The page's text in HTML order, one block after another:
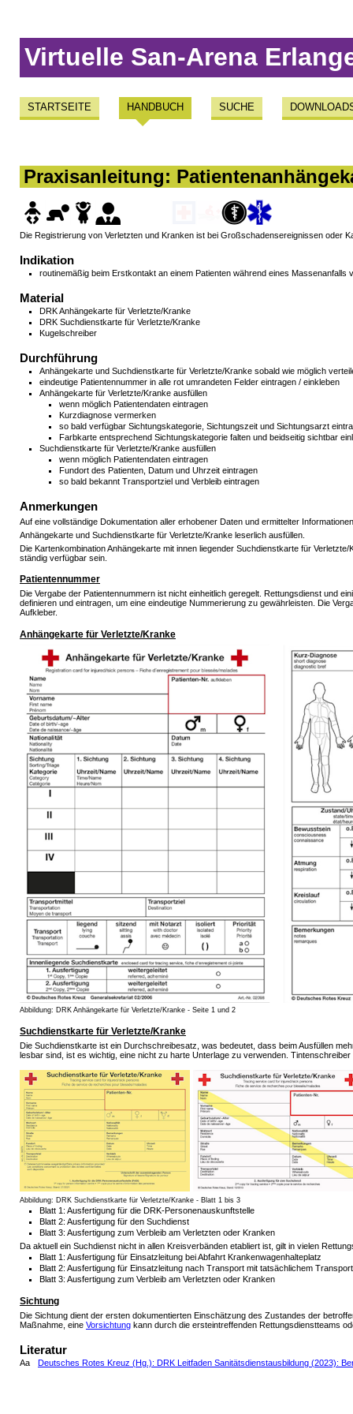
Virtuelle San-Arena
STARTSEITE HANDBUCH SUCHE
Praxisanleitung:
Die Registrierung von Verletzten und Kranken ist bei Großschadensereignissen oder
Indikation
routinemäßig beim Erstkontakt an einem Patienten während eines Massenanfalls
Material
DRK Anhängekarte für Verletzte/Kranke
DRK Suchdienstkarte für Verletzte/Kranke
Kugelschreiber
Durchführung
Anhängekarte und Suchdienstkarte für Verletzte/Kranke sobald wie möglich
eindeutige Patientennummer in alle rot umrandeten Felder eintragen / einkleben
Anhängekarte für Verletzte/Kranke ausfüllen
wenn möglich Patientendaten eintragen
Kurzdiagnose vermerken
so bald verfügbar Sichtungskategorie, Sichtungszeit und Sichtungsarzt
Farbkarte entsprechend Sichtungskategorie falten und beidseitig sichtbar
Suchdienstkarte für Verletzte/Kranke ausfüllen
wenn möglich Patientendaten eintragen
Fundort des Patienten, Datum und Uhrzeit eintragen
so bald bekannt Transportziel und Verbleib eintragen
Anmerkungen
Auf eine vollständige Dokumentation aller erhobener Daten und ermittelter
Anhängekarte und Suchdienstkarte für Verletzte/Kranke leserlich ausfüllen.
Die Kartenkombination Anhängekarte mit innen liegender Suchdienstkarte für
ständig verfügbar sein.
Patientennummer
Die Vergabe der Patientennummern ist nicht einheitlich geregelt. Rettungsdienst und
definieren und eintragen, um eine eindeutige Nummerierung zu gewährleisten. Die
Aufkleber.
Anhängekarte für Verletzte/Kranke
Abbildung: DRK Anhängekarte für Verletzte/Kranke - Seite 1 und 2
Suchdienstkarte für Verletzte/Kranke
Die Suchdienstkarte ist ein Durchschreibesatz, was bedeutet, dass beim Ausfüllen
lesbar sind, ist es wichtig, eine nicht zu harte Unterlage zu verwenden.
Abbildung: DRK Suchdienstkarte für Verletzte/Kranke - Blatt 1 bis 3
Blatt 1: Ausfertigung für die DRK-Personenauskunftstelle
Blatt 2: Ausfertigung für den Suchdienst
Blatt 3: Ausfertigung zum Verbleib am Verletzten oder Kranken
Da aktuell ein Suchdienst nicht in allen Kreisverbänden etabliert ist, gilt in vielen
Blatt 1: Ausfertigung für Einsatzleitung bei Abfahrt Krankenwagenhalteplatz
Blatt 2: Ausfertigung für Einsatzleitung nach Transport mit tatsächlichem
Blatt 3: Ausfertigung zum Verbleib am Verletzten oder Kranken
Sichtung
Die Sichtung dient der ersten dokumentierten Einschätzung des Zustandes der
Maßnahme, eine Vorsichtung kann durch die ersteintreffenden Rettungsdienstteams
Literatur
Aa Deutsches Rotes Kreuz (Hg.): DRK Leitfaden Sanitätsdienstausbildung (2023):